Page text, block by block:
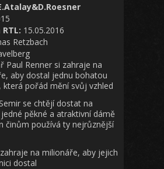
15.05.2016
Retzbach
Paul Renner si zahraje na
aby dostal jednu bohatou
která pořád mění svůj vzhled
se chtějí dostat na
pěkné a atraktivní dámě
činům používá ty nejrůznější
na milionáře, aby jejich
dostal